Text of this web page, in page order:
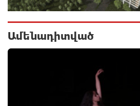
Ավտովթար՝ Կոտայքի
ը. կա վիրավոր
բանահյուսությունը
Ամենադիտված
1